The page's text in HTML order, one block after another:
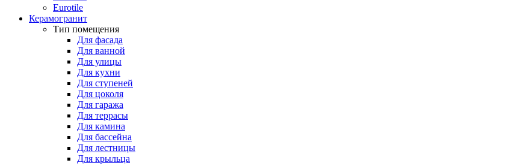
Eurotile
Керамогранит
Тип помещения
Для фасада
Для ванной
Для улицы
Для кухни
Для ступеней
Для цоколя
Для гаража
Для террасы
Для камина
Для бассейна
Для лестницы
Для крыльца